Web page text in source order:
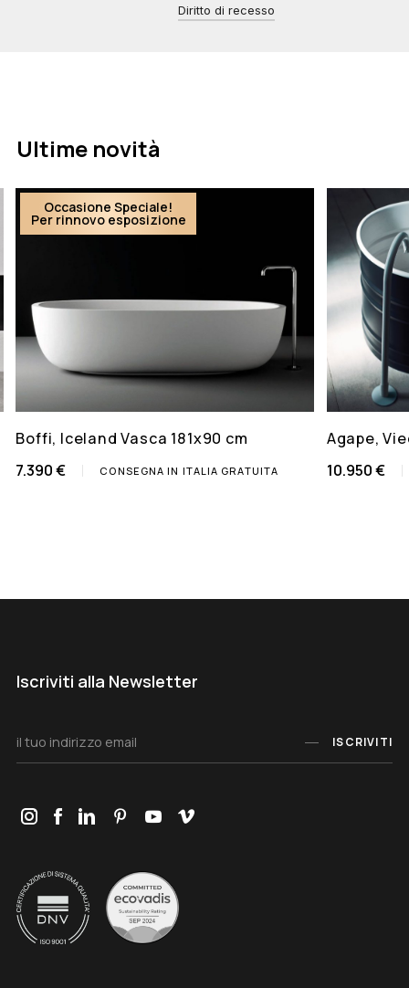
Diritto di recesso
Ultime novità
Occasione Speciale!
Per rinnovo esposizione
Boffi, Iceland Vasca 181x90 cm
7.390 €
CONSEGNA IN ITALIA GRATUITA
Agape,
10.950 €
Iscriviti alla Newsletter
ISCRIVITI